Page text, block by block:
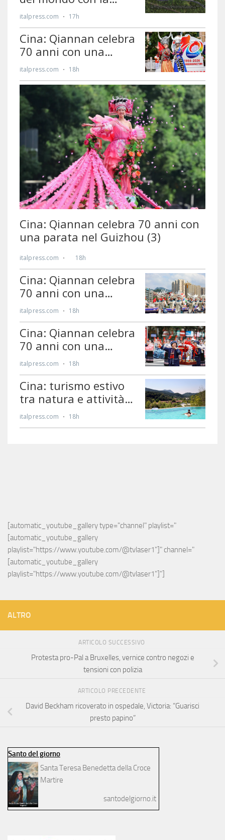
[automatic_youtube_gallery type="channel" playlist="
[automatic_youtube_gallery
playlist="https://www.youtube.com/@tvlaser1"]" channel="
[automatic_youtube_gallery
playlist="https://www.youtube.com/@tvlaser1"]"]
ALTRO
ARTICOLO SUCCESSIVO
Protesta pro-Pal a Bruxelles, vernice contro negozi e
tensioni con polizia
ARTICOLO PRECEDENTE
David Beckham ricoverato in ospedale, Victoria: “Guarisci
presto papino”
Santo del giorno
Santa Teresa Benedetta della Croce
Martire
santodelgiorno.it